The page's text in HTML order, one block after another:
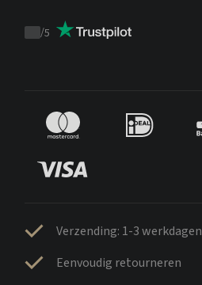
Trustpilot
/5
Verzending: 1-3 werkdagen
Eenvoudig retourneren